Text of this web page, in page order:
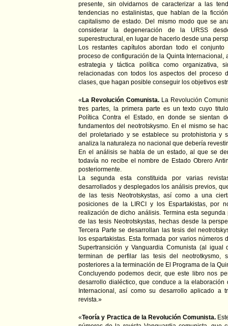
presente, sin olvidarnos de caracterizar a las
tendencias no estalinistas, que hablan de la
capitalismo de estado. Del mismo modo que se
considerar la degeneración de la URSS
superestructural, en lugar de hacerlo desde una
Los restantes capítulos abordan todo el
proceso de configuración de la Quinta Internacional,
estrategia y táctica política como organizativa,
relacionadas con todos los aspectos del proceso
clases, que hagan posible conseguir los objetivos
« La Revolución Comunista. La Revolución
tres partes, la primera parte es un texto cuyo
Política Contra el Estado, en donde se sientan
fundamentos del neotrotskysmo. En el mismo se
del proletariado y se establece su protohistoria y
analiza la naturaleza no nacional que debería
En el análisis se habla de un estado, al que se
todavía no recibe el nombre de Estado Obrero
posteriormente.
La segunda esta constituida por varias
desarrollados y desplegados los análisis previos,
de las tesis Neotrotskystas, así como a una
posiciones de la LIRCI y los Espartakistas, por
realización de dicho análisis. Termina esta
de las tesis Neotrotskystas, hechas desde la
Tercera Parte se desarrollan las tesis del
los espartakistas. Esta formada por varios números
Supertransición y Vanguardia Comunista (al
terminan de perfilar las tesis del neotrotkysmo,
posteriores a la terminación de El Programa de la
Concluyendo podemos decir, que este libro nos
desarrollo dialéctico, que conduce a la
Internacional, así como su desarrollo aplicado a
revista.»
«Teoría y Practica de la Revolución Comunista.